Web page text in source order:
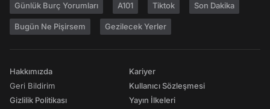
Günlük Burç Yorumları A101 Tiktok Son Dakika
Bugün Ne Pişirsem Gezilecek Yerler
Hakkımızda
Geri Bildirim
Gizlilik Politikası
Kariyer
Kullanıcı Sözleşmesi
Yayın İlkeleri